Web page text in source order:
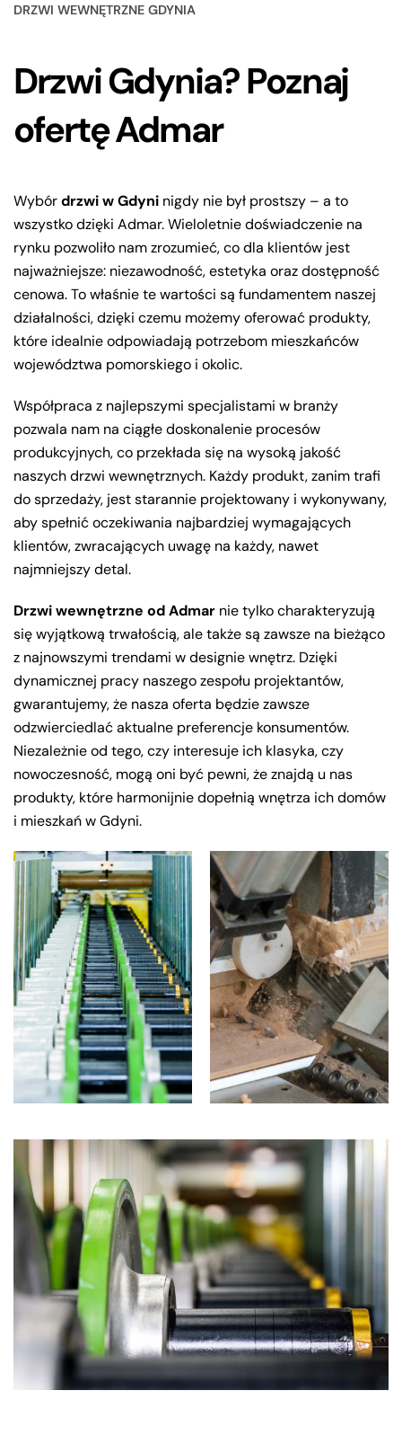
DRZWI WEWNĘTRZNE GDYNIA
Drzwi Gdynia? Poznaj
ofertę Admar
Wybórdrzwi w Gdyni nigdy nie był prostszy – a to
wszystko dzięki Admar. Wieloletnie doświadczenie na
rynku pozwoliło nam zrozumieć, co dla klientów jest
najważniejsze: niezawodność, estetyka oraz dostępność
cenowa. To właśnie te wartości są fundamentem naszej
działalności, dzięki czemu możemy oferować produkty,
które idealnie odpowiadają potrzebom mieszkańców
województwa pomorskiego i okolic.
Współpraca z najlepszymi specjalistami w branży
pozwala nam na ciągłe doskonalenie procesów
produkcyjnych, co przekłada się na wysoką jakość
naszych drzwi wewnętrznych. Każdy produkt, zanim trafi
do sprzedaży, jest starannie projektowany i wykonywany,
aby spełnić oczekiwania najbardziej wymagających
klientów, zwracających uwagę na każdy, nawet
najmniejszy detal.
Drzwi wewnętrzne od Admar nie tylko charakteryzują
się wyjątkową trwałością, ale także są zawsze na bieżąco
z najnowszymi trendami w designie wnętrz. Dzięki
dynamicznej pracy naszego zespołu projektantów,
gwarantujemy, że nasza oferta będzie zawsze
odzwierciedlać aktualne preferencje konsumentów.
Niezależnie od tego, czy interesuje ich klasyka, czy
nowoczesność, mogą oni być pewni, że znajdą u nas
produkty, które harmonijnie dopełnią wnętrza ich domów
i mieszkań w Gdyni.